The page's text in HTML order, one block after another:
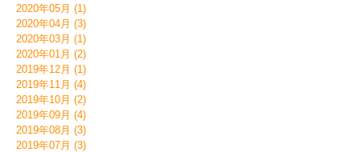
2020年05月 (1)
2020年04月 (3)
2020年03月 (1)
2020年01月 (2)
2019年12月 (1)
2019年11月 (4)
2019年10月 (2)
2019年09月 (4)
2019年08月 (3)
2019年07月 (3)